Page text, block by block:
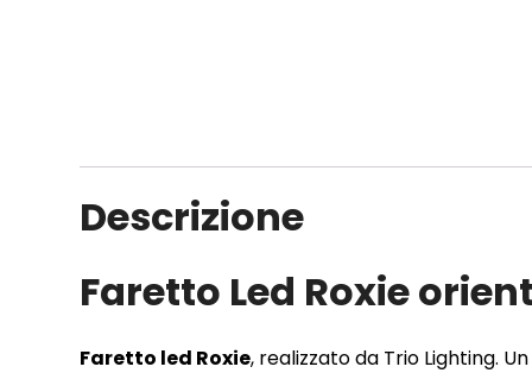
Descrizione
Faretto Led Roxie
Faretto led Roxie, realizzato da Trio Lighting.